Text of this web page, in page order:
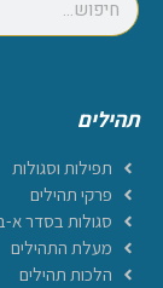
תהילים
תפילות וסגולות
פרקי תהילים
סגולות בסדר א-
מעלת התהילים
הלכות תהילים